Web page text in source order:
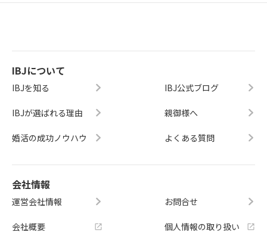
IBJについて
IBJを知る
IBJが選ばれる理由
婚活の成功ノウハウ
IBJ公式ブログ
親御様へ
よくある質問
会社情報
運営会社情報
会社概要
お問合せ
個人情報の取り扱い